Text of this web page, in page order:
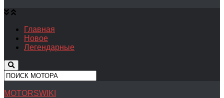
Главная
Новое
Легендарные
MOTORSWIKI